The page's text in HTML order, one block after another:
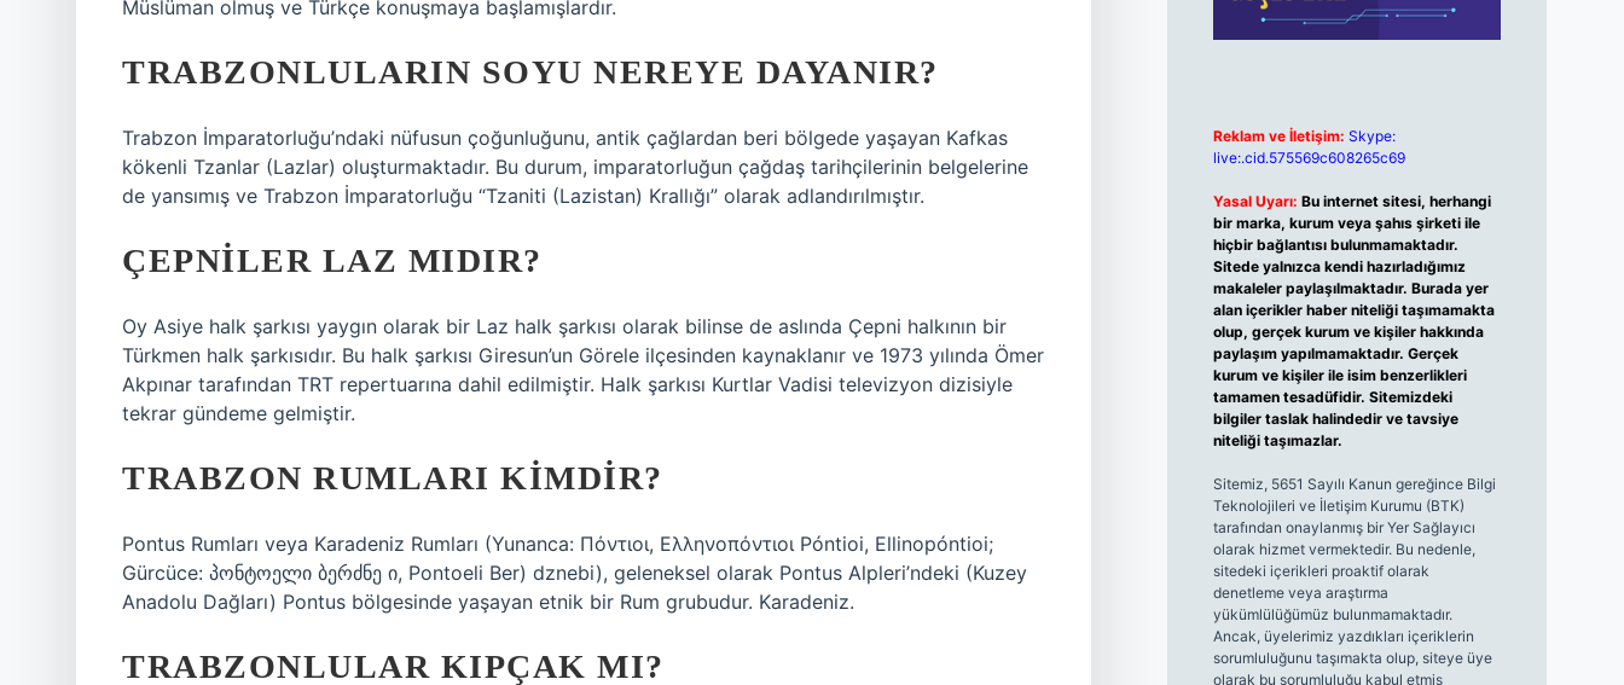
Müslüman olmuş ve Türkçe konuşmaya başlamışlardır.
TRABZONLULARIN SOYU NEREYE DAYANIR?
Trabzon İmparatorluğu’ndaki nüfusun çoğunluğunu, antik çağlardan beri bölgede yaşayan Kafkas
kökenli Tzanlar (Lazlar) oluşturmaktadır. Bu durum, imparatorluğun çağdaş tarihçilerinin belgelerine
de yansımış ve Trabzon İmparatorluğu “Tzaniti (Lazistan) Krallığı” olarak adlandırılmıştır.
ÇEPNILER LAZ MIDIR?
Oy Asiye halk şarkısı yaygın olarak bir Laz halk şarkısı olarak bilinse de aslında Çepni halkının bir
Türkmen halk şarkısıdır. Bu halk şarkısı Giresun’un Görele ilçesinden kaynaklanır ve 1973 yılında Ömer
Akpınar tarafından TRT repertuarına dahil edilmiştir. Halk şarkısı Kurtlar Vadisi televizyon dizisiyle
tekrar gündeme gelmiştir.
TRABZON RUMLARI KIMDIR?
Pontus Rumları veya Karadeniz Rumları (Yunanca: Πόντιοι, Ελληνοπόντιοι Póntioi, Ellinopóntioi;
Gürcüce: პონტოელი ბერძნე ი, Pontoeli Ber) dznebi), geleneksel olarak Pontus Alpleri’ndeki (Kuzey
Anadolu Dağları) Pontus bölgesinde yaşayan etnik bir Rum grubudur. Karadeniz.
TRABZONLULAR KIPÇAK MI?
Reklam ve İletişim: Skype:
live:.cid.575569c608265c69
Yasal Uyarı: Bu internet sitesi, herhangi
bir marka, kurum veya şahıs şirketi ile
hiçbir bağlantısı bulunmamaktadır.
Sitede yalnızca kendi hazırladığımız
makaleler paylaşılmaktadır. Burada yer
alan içerikler haber niteliği taşımamakta
olup, gerçek kurum ve kişiler hakkında
paylaşım yapılmamaktadır. Gerçek
kurum ve kişiler ile isim benzerlikleri
tamamen tesadüfidir. Sitemizdeki
bilgiler taslak halindedir ve tavsiye
niteliği taşımazlar.
Sitemiz, 5651 Sayılı Kanun gereğince Bilgi
Teknolojileri ve İletişim Kurumu (BTK)
tarafından onaylanmış bir Yer Sağlayıcı
olarak hizmet vermektedir. Bu nedenle,
sitedeki içerikleri proaktif olarak
denetleme veya araştırma
yükümlülüğümüz bulunmamaktadır.
Ancak, üyelerimiz yazdıkları içeriklerin
sorumluluğunu taşımakta olup, siteye üye
olarak bu sorumluluğu kabul etmiş